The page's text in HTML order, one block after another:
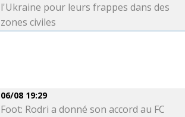
l'Ukraine pour leurs frappes dans des
zones civiles
06/08 19:29
Foot: Rodri a donné son accord au FC